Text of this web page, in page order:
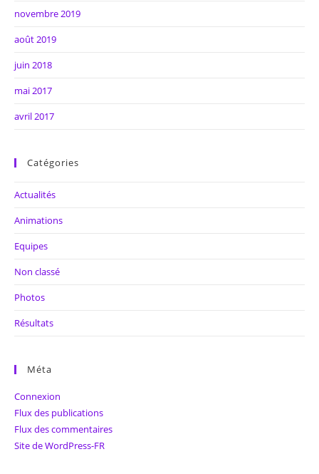
novembre 2019
août 2019
juin 2018
mai 2017
avril 2017
Catégories
Actualités
Animations
Equipes
Non classé
Photos
Résultats
Méta
Connexion
Flux des publications
Flux des commentaires
Site de WordPress-FR